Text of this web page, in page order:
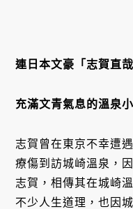
連日本文豪「志賀直
充滿文青氣息的溫泉
志賀曾在東京不幸遭
療傷到訪城崎溫泉，
志賀，相傳其在城崎
不少人生道理，也因